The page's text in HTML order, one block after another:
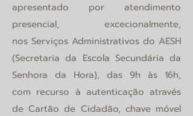
apresentado por atendimento
presencial, excecionalmente,
nos Serviços Administrativos do AESH
(Secretaria da Escola Secundária da
Senhora da Hora), das 9h às 16h,
com recurso à autenticação através
de Cartão de Cidadão, chave móvel